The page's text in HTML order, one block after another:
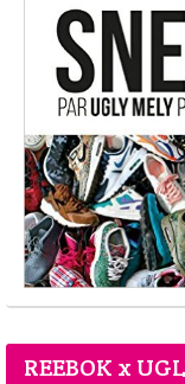
REEBOK x